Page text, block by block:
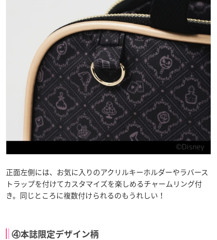
正面左側には、お気に入りのアクリルキーホルダーやラバース
トラップを付けてカスタマイズを楽しめるチャームリング付
き。同じところに複数付けられるのもうれしい！
④本誌限定デザイン柄